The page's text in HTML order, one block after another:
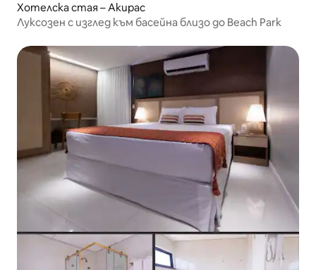
Хотелска стая – Акирас
Луксозен с изглед към басейна близо до Beach Park